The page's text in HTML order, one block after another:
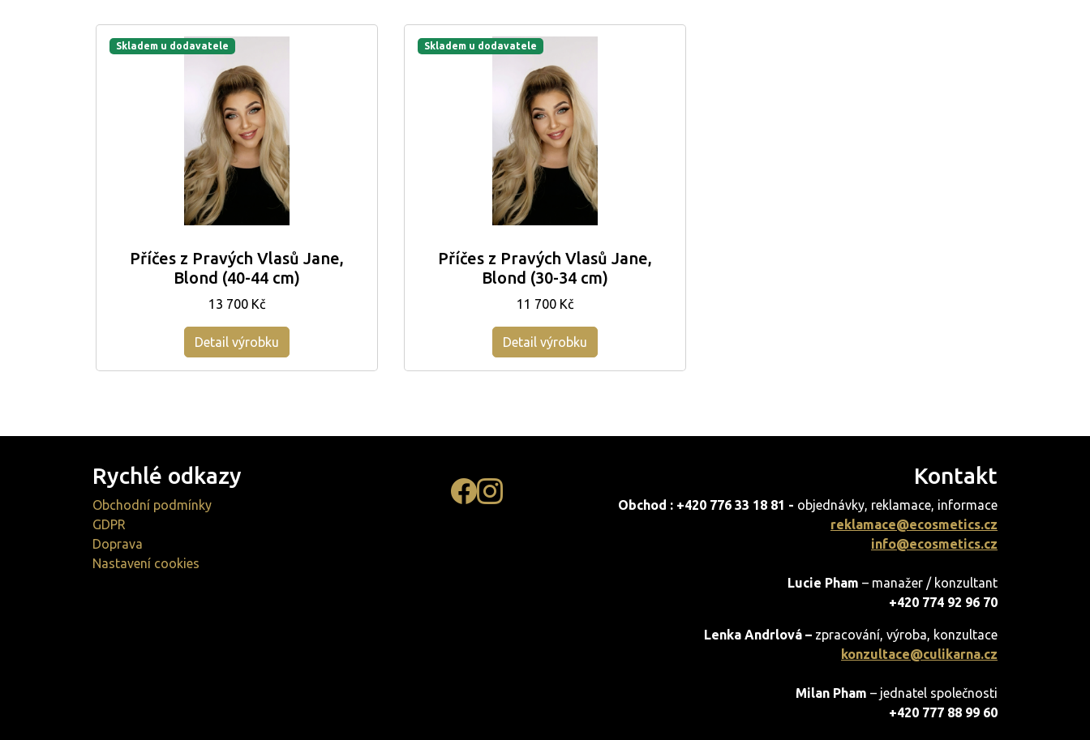
Skladem u dodavatele
Příčes z Pravých Vlasů Jane,
Blond (40-44 cm)
13 700 Kč
Detail výrobku
Skladem u dodavatele
Příčes z Pravých Vlasů Jane,
Blond (30-34 cm)
11 700 Kč
Detail výrobku
Rychlé odkazy
Obchodní podmínky
GDPR
Doprava
Nastavení cookies
Kontakt
Obchod : +420 776 33 18 81 - objednávky, reklamace, informace
reklamace@ecosmetics.cz
info@ecosmetics.cz
Lucie Pham – manažer / konzultant
+420 774 92 96 70
Lenka Andrlová – zpracování, výroba, konzultace
konzultace@culikarna.cz
Milan Pham – jednatel společnosti
+420 777 88 99 60